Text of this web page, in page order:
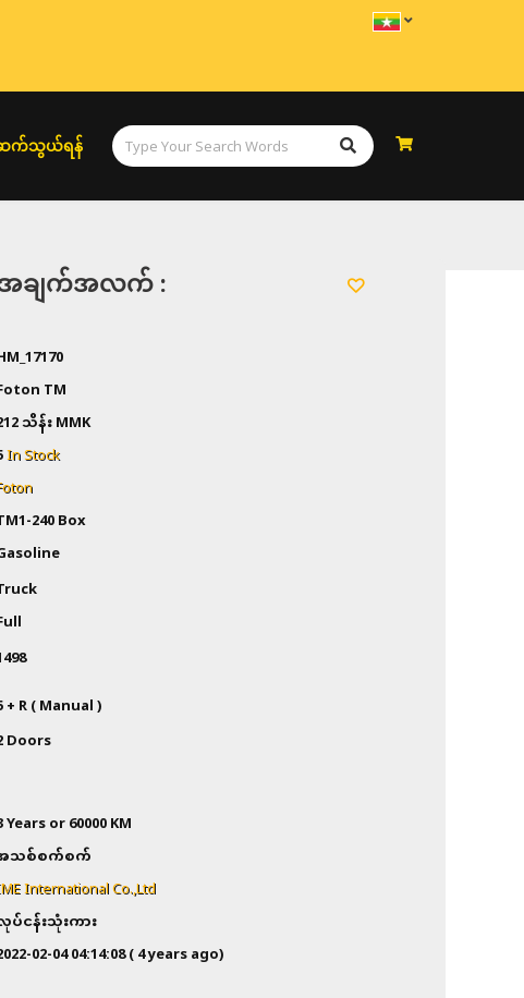
က်သွယ်ရန်
အချက်အလက် :
TM
သိန်းMMK
In Stock
240 Box
+ R ( Manual )
Doors
Years or 60000 KM
သစ်စက်စက်
International Co.,Ltd
ပ်ငန်းသုံးကား
02-04 04:14:08( 4 years ago)